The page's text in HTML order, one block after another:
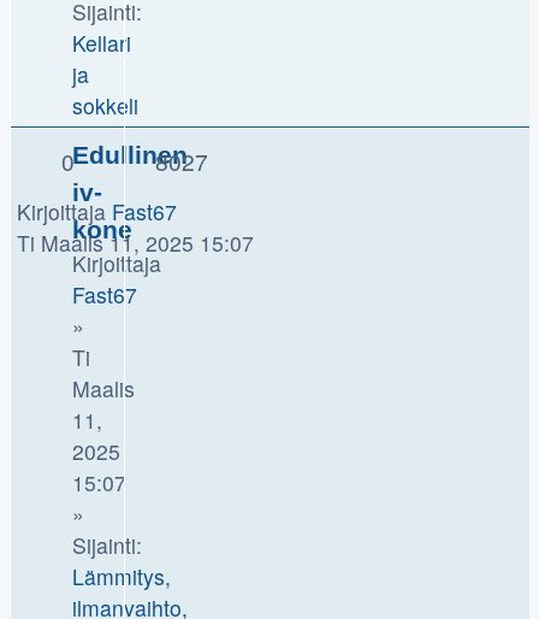
Sijainti:
Kellari
ja
sokkeli
Edullinen
iv-
kone
Kirjoittaja
Fast67
»
Ti
Maalis
11,
2025
15:07
»
Sijainti:
Lämmitys,
ilmanvaihto,
0 8027
Kirjoittaja Fast67
Ti Maalis 11, 2025 15:07